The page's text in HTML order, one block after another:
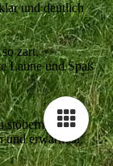
und deutlich
zart,
Laune und Spaß
und erwärmen.